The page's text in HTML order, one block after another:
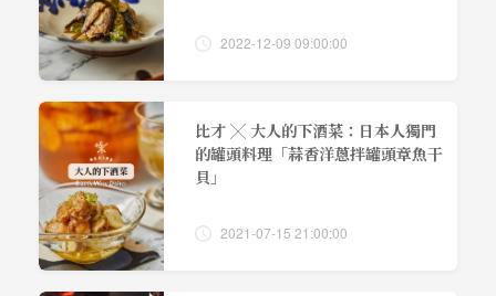
2022-12-09 09:00:00
比才 ╳ 大人的下酒菜：日本人獨門
的罐頭料理「蒜香洋蔥拌罐頭章魚干
貝」
2021-07-15 21:00:00